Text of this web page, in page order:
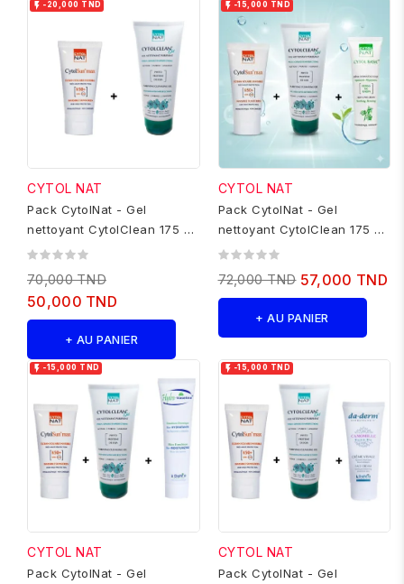
 -20,000 TND
CYTOL NAT
Pack CytolNat - Gel
nettoyant CytolClean 175 ml
+ Ecran cytolsun max
70,000 TND
50,000 TND
+ AU PANIER
 -15,000 TND
CYTOL NAT
Pack CytolNat - Gel
nettoyant CytolClean 175 ml
+ Ecran cytolsun max...
72,000 TND 57,000 TND
+ AU PANIER
 -15,000 TND
CYTOL NAT
Pack CytolNat - Gel
 -15,000 TND
CYTOL NAT
Pack CytolNat - Gel